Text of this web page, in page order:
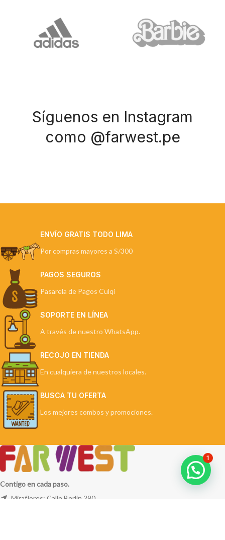
Síguenos en Instagram
como @farwest.pe
ENVÍO GRATIS TODO LIMA
Por compras mayores a S/300
PAGOS SEGUROS
Pasarela de Pagos Culqi
SOPORTE EN LÍNEA
A través de nuestro WhatsApp.
RECOJO EN TIENDA
En cualquiera de nuestros locales.
BUSCA TU OFERTA
Los mejores combos y promociones.
Contigo en cada paso.
Miraflores: Calle Berlín 290
1